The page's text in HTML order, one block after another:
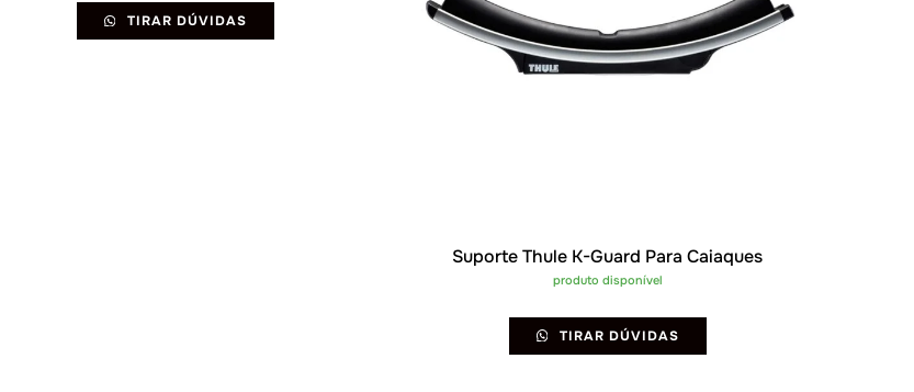
TIRAR DÚVIDAS
Suporte Thule K-Guard Para Caiaques
produto disponível
TIRAR DÚVIDAS